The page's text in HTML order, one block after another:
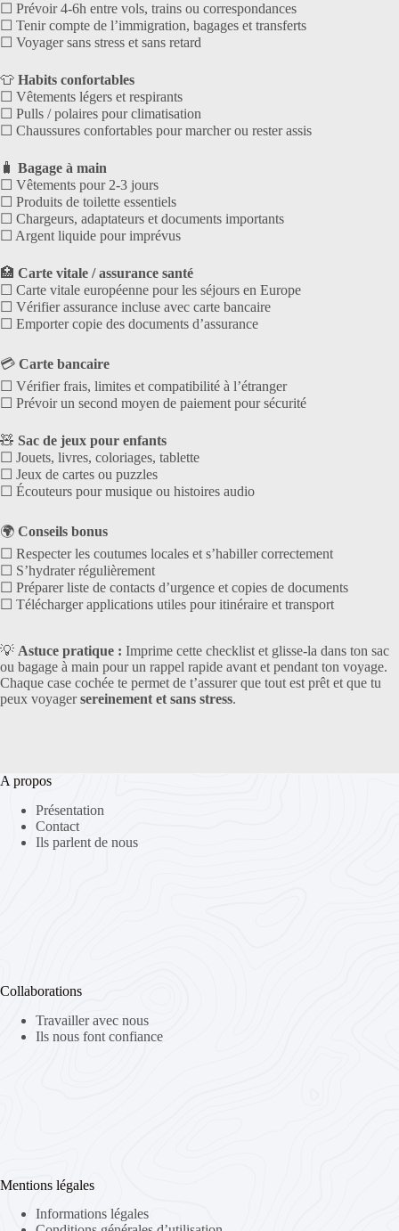
☐ Prévoir 4-6h entre vols, trains ou correspondances
☐ Tenir compte de l’immigration, bagages et transferts
☐ Voyager sans stress et sans retard
👕 Habits confortables
☐ Vêtements légers et respirants
☐ Pulls / polaires pour climatisation
☐ Chaussures confortables pour marcher ou rester assis
🧳 Bagage à main
☐ Vêtements pour 2-3 jours
☐ Produits de toilette essentiels
☐ Chargeurs, adaptateurs et documents importants
☐ Argent liquide pour imprévus
🏥 Carte vitale / assurance santé
☐ Carte vitale européenne pour les séjours en Europe
☐ Vérifier assurance incluse avec carte bancaire
☐ Emporter copie des documents d’assurance
💳 Carte bancaire
☐ Vérifier frais, limites et compatibilité à l’étranger
☐ Prévoir un second moyen de paiement pour sécurité
🧸 Sac de jeux pour enfants
☐ Jouets, livres, coloriages, tablette
☐ Jeux de cartes ou puzzles
☐ Écouteurs pour musique ou histoires audio
🌍 Conseils bonus
☐ Respecter les coutumes locales et s’habiller correctement
☐ S’hydrater régulièrement
☐ Préparer liste de contacts d’urgence et copies de documents
☐ Télécharger applications utiles pour itinéraire et transport
💡 Astuce pratique : Imprime cette checklist et glisse-la dans ton sac
ou bagage à main pour un rappel rapide avant et pendant ton voyage.
Chaque case cochée te permet de t’assurer que tout est prêt et que tu
peux voyagersereinement et sans stress.
A propos
Présentation
Contact
Ils parlent de nous
Collaborations
Travailler avec nous
Ils nous font confiance
Mentions légales
Informations légales